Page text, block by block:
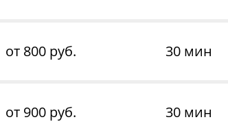
от 800 руб. 30 мин
от 900 руб. 30 мин